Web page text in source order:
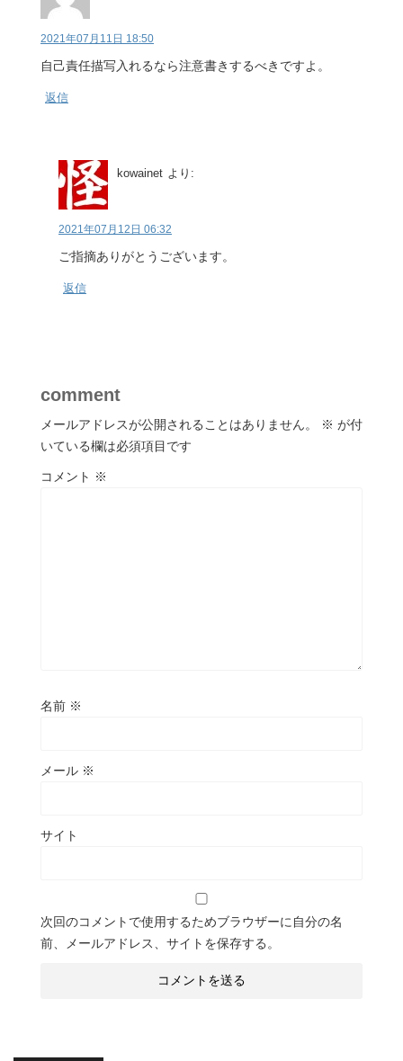
2021年07月11日 18:50
自己責任描写入れるなら注意書きするべきですよ。
返信
kowainet より:
2021年07月12日 06:32
ご指摘ありがとうございます。
返信
comment
メールアドレスが公開されることはありません。 ※ が付
いている欄は必須項目です
コメント ※
名前 ※
メール ※
サイト
次回のコメントで使用するためブラウザーに自分の名
前、メールアドレス、サイトを保存する。